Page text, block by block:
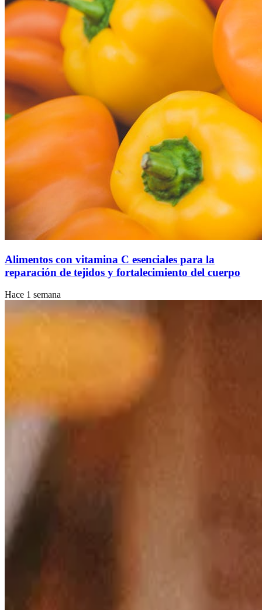
Alimentos con vitamina C esenciales para la
reparación de tejidos y fortalecimiento del cuerpo
Hace 1 semana